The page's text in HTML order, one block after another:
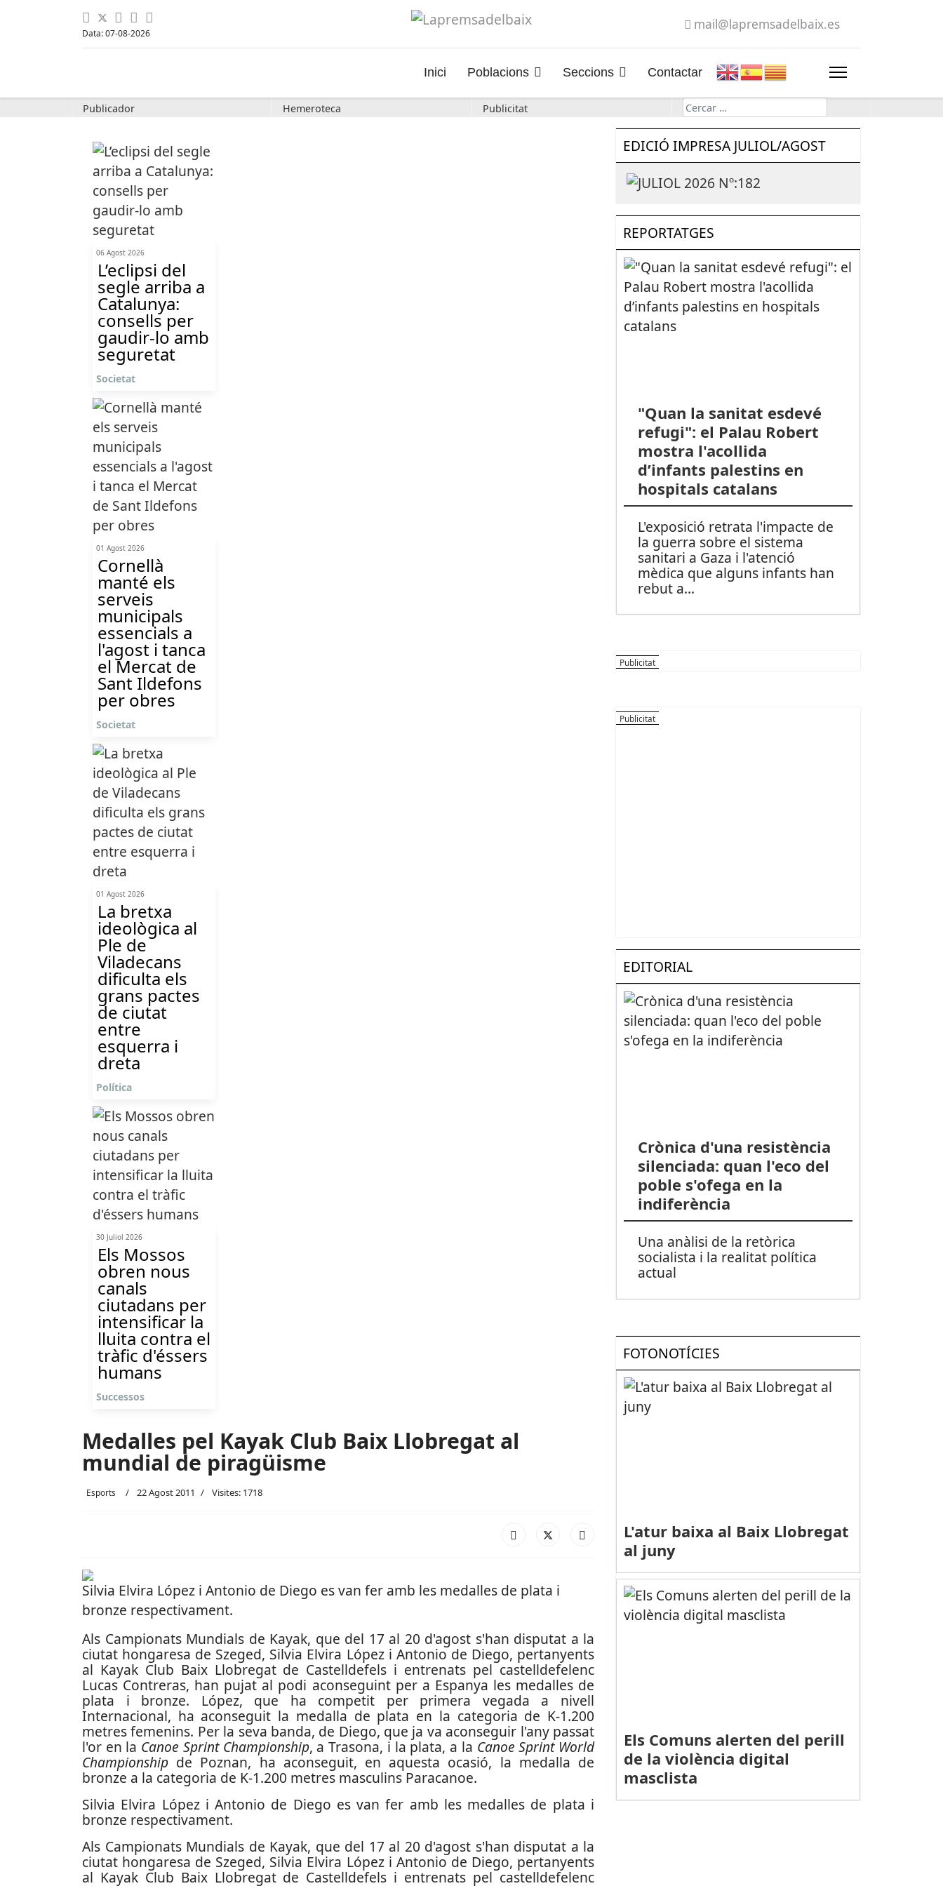
Data: 07-08-2026
mail@lapremsadelbaix.es
Inici Poblacions Seccions Contactar
Publicador Hemeroteca Publicitat Cerca
06 Agost 2026
L’eclipsi del
segle arriba a
Catalunya:
consells per
gaudir-lo amb
seguretat
Societat
01 Agost 2026
Cornellà
manté els
serveis
municipals
essencials a
l'agost i tanca
el Mercat de
Sant Ildefons
per obres
Societat
01 Agost 2026
La bretxa
ideològica al
Ple de
Viladecans
dificulta els
grans pactes
de ciutat
entre
esquerra i
dreta
Política
30 Juliol 2026
Els Mossos
obren nous
canals
ciutadans per
intensificar la
lluita contra el
tràfic d'éssers
humans
Successos
Medalles pel Kayak Club Baix Llobregat al
mundial de piragüisme
Esports 22 Agost 2011 Visites: 1718
Silvia Elvira López i Antonio de Diego es van fer amb les medalles de plata i
bronze respectivament.
Als Campionats Mundials de Kayak, que del 17 al 20 d'agost s'han disputat a la
ciutat hongaresa de Szeged, Silvia Elvira López i Antonio de Diego, pertanyents
al Kayak Club Baix Llobregat de Castelldefels i entrenats pel castelldefelenc
Lucas Contreras, han pujat al podi aconseguint per a Espanya les medalles de
plata i bronze. López, que ha competit per primera vegada a nivell
Internacional, ha aconseguit la medalla de plata en la categoria de K-1.200
metres femenins. Per la seva banda, de Diego, que ja va aconseguir l'any passat
l'or en la Canoe Sprint Championship, a Trasona, i la plata, a la Canoe Sprint World
Championship de Poznan, ha aconseguit, en aquesta ocasió, la medalla de
bronze a la categoria de K-1.200 metres masculins Paracanoe.
Silvia Elvira López i Antonio de Diego es van fer amb les medalles de plata i
bronze respectivament.
Als Campionats Mundials de Kayak, que del 17 al 20 d'agost s'han disputat a la
ciutat hongaresa de Szeged, Silvia Elvira López i Antonio de Diego, pertanyents
al Kayak Club Baix Llobregat de Castelldefels i entrenats pel castelldefelenc
EDICIÓ IMPRESA JULIOL/AGOST
REPORTATGES
"Quan la sanitat esdevé
refugi": el Palau Robert
mostra l'acollida
d’infants palestins en
hospitals catalans
L'exposició retrata l'impacte de
la guerra sobre el sistema
sanitari a Gaza i l'atenció
mèdica que alguns infants han
rebut a...
EDITORIAL
Crònica d'una resistència
silenciada: quan l'eco del
poble s'ofega en la
indiferència
Una anàlisi de la retòrica
socialista i la realitat política
actual
FOTONOTÍCIES
L'atur baixa al Baix Llobregat
al juny
Els Comuns alerten del perill
de la violència digital
masclista